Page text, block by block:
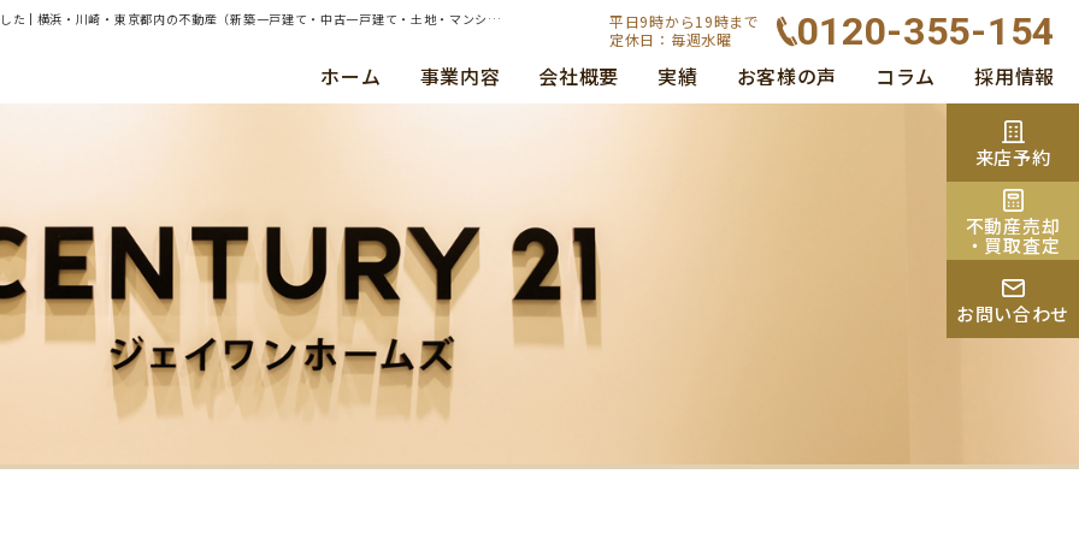
| 横浜市磯子区栗木2丁目 約95㎡土地（建物あり）の売却（買取）査定のご依頼を承りました | 横浜・川崎・東京都内の不動産（新築一戸建て・中古一戸建て・土地・マンション）ならセンチュリー21ジェイワンホームズ
平日9時から19時まで
定休日：毎週水曜
0120-355-154
ホーム 事業内容 会社概要 実績 お客様の声 コラム 採用情報
来店予約
不動産売却
・買取査定
お問い合わせ